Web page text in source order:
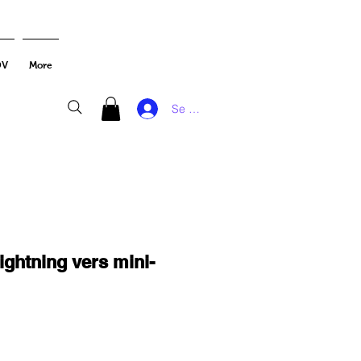
More
Se connecter
vers mini-